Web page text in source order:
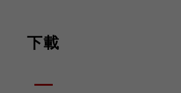
下載